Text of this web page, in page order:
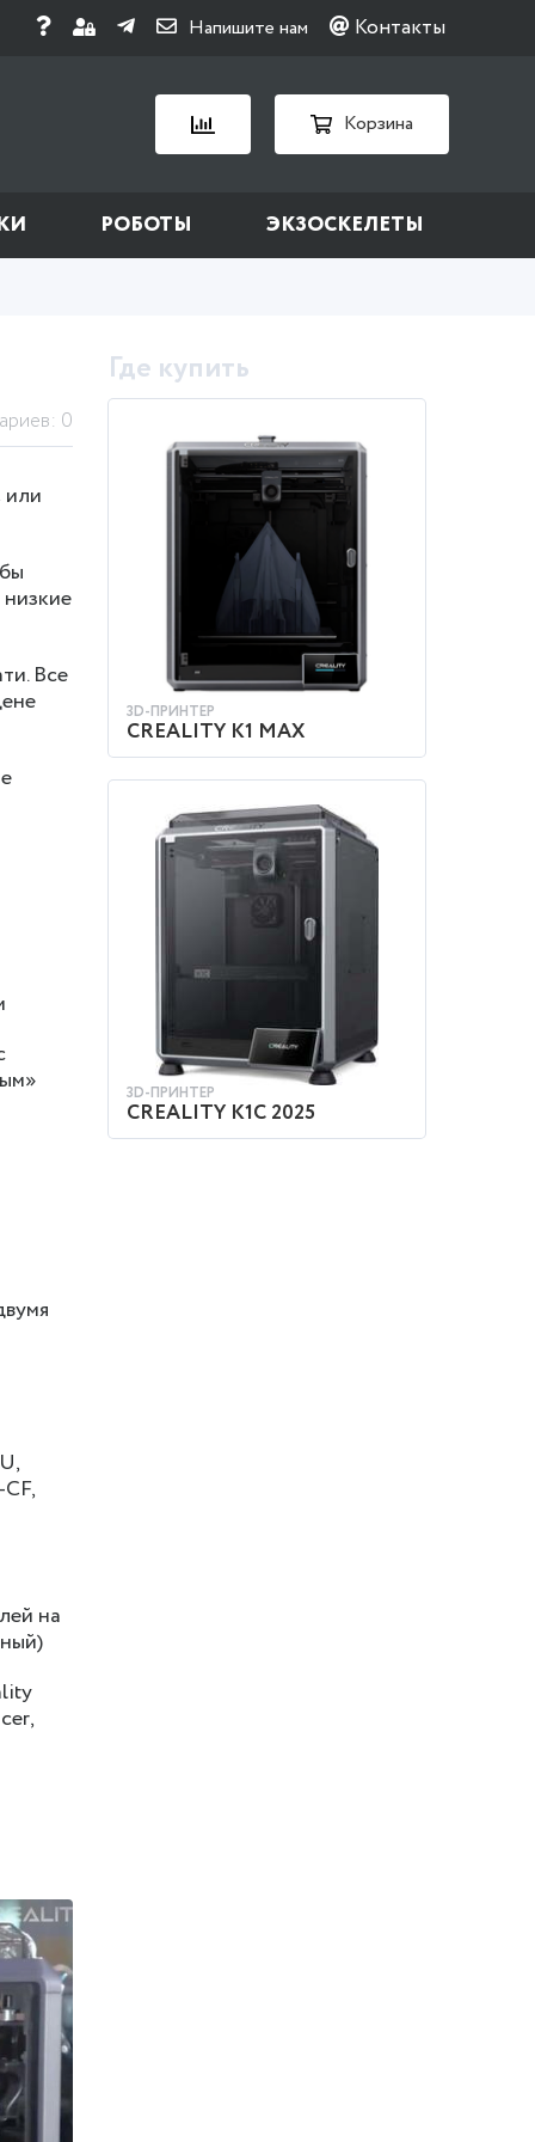
Напишите нам Контакты
Корзина
РОБОТЫ ЭКЗОСКЕЛЕТЫ
0
или
Все
на
Где купить
3D-ПРИНТЕР
CREALITY K1 MAX
КУПИТЬ
3D-ПРИНТЕР
CREALITY K1C 2025